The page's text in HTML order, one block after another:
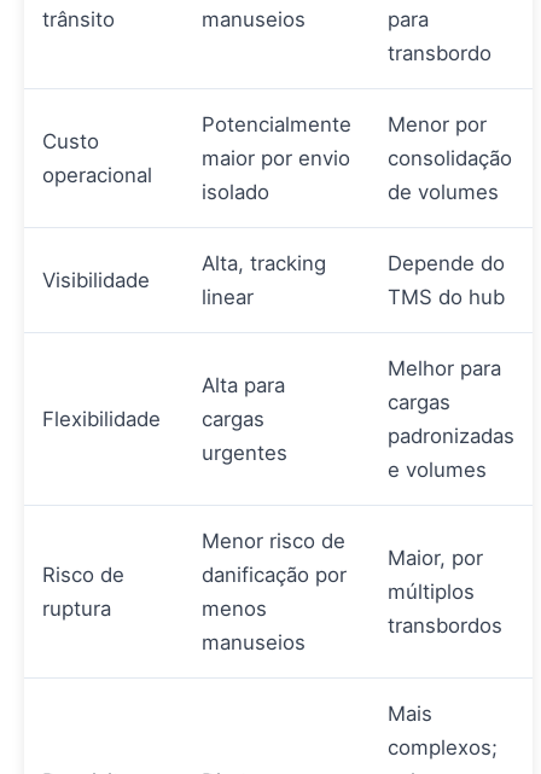
trânsito
manuseios
para
transbordo
Custo
operacional
Potencialmente
maior por envio
isolado
Menor por
consolidação
de volumes
Visibilidade
Alta, tracking
linear
Depende do
TMS do hub
Flexibilidade
Alta para
cargas
urgentes
Melhor para
cargas
padronizadas
e volumes
Risco de
ruptura
Menor risco de
danificação por
menos
manuseios
Maior, por
múltiplos
transbordos
Mais
complexos;